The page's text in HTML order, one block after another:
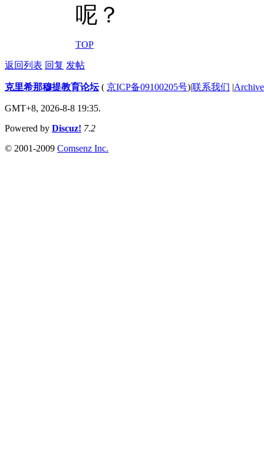
呢？
TOP
返回列表 回复 发帖
克里希那穆提教育论坛( 京ICP备09100205号)|联系我们 |
GMT+8, 2026-8-8 19:35.
Powered by Discuz! 7.2
© 2001-2009 Comsenz Inc.